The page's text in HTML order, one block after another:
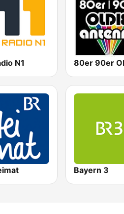
N1
Bayern 3